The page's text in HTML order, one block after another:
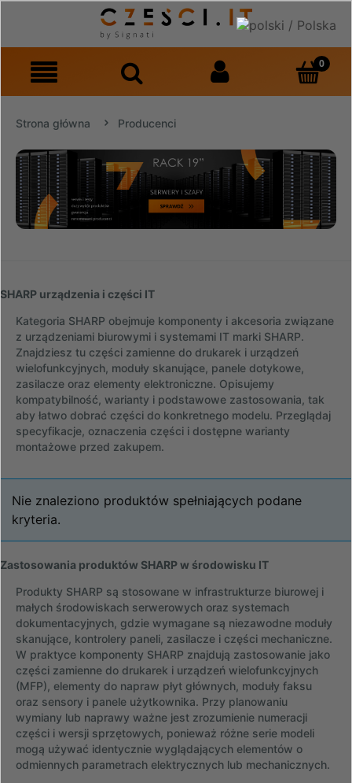
Strona główna Producenci
SHARP urządzenia i części IT
Kategoria SHARP obejmuje komponenty i akcesoria związane
z urządzeniami biurowymi i systemami IT marki SHARP.
Znajdziesz tu części zamienne do drukarek i urządzeń
wielofunkcyjnych, moduły skanujące, panele dotykowe,
zasilacze oraz elementy elektroniczne. Opisujemy
kompatybilność, warianty i podstawowe zastosowania, tak
aby łatwo dobrać części do konkretnego modelu. Przeglądaj
specyfikacje, oznaczenia części i dostępne warianty
montażowe przed zakupem.
Nie znaleziono produktów spełniających podane
kryteria.
Zastosowania produktów SHARP w środowisku IT
Produkty SHARP są stosowane w infrastrukturze biurowej i
małych środowiskach serwerowych oraz systemach
dokumentacyjnych, gdzie wymagane są niezawodne moduły
skanujące, kontrolery paneli, zasilacze i części mechaniczne.
W praktyce komponenty SHARP znajdują zastosowanie jako
części zamienne do drukarek i urządzeń wielofunkcyjnych
(MFP), elementy do napraw płyt głównych, moduły faksu
oraz sensory i panele użytkownika. Przy planowaniu
wymiany lub naprawy ważne jest zrozumienie numeracji
części i wersji sprzętowych, ponieważ różne serie modeli
mogą używać identycznie wyglądających elementów o
odmiennych parametrach elektrycznych lub mechanicznych.